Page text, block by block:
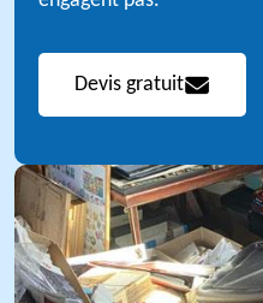
Devis gratuit